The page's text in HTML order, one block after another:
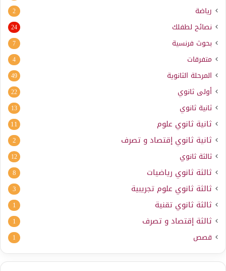
رياضة 2
نصائح لطفلك 24
بحوث فرنسية 7
متفرقات 4
المرحلة الثانوية 49
أولى ثانوي 22
ثانية ثانوي 13
ثانية ثانوي علوم 11
ثانية ثانوي إقتصاد و تصرف 2
ثالثة ثانوي 12
ثالثة ثانوي رياضيات 8
ثالثة ثانوي علوم تجريبية 3
ثالثة ثانوي تقنية 1
ثالثة إقتصاد و تصرف 1
قصص 1